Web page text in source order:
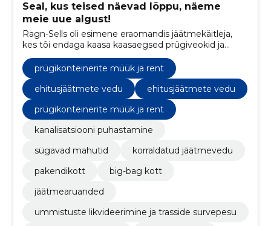
Seal, kus teised näevad lõppu, näeme
meie uue algust!
Ragn-Sells oli esimene eraomandis jäätmekäitleja,
kes tõi endaga kaasa kaasaegsed prügiveokid ja
võttis esmakordselt kasutusel vahetatavad
konteinerid.
prügikonteinerite müük ja rent
ehitusjäätmete vedu
ehitusjäätmete vedu
prügikonteinerite müük ja rent
kanalisatsiooni puhastamine
sügavad mahutid
korraldatud jäätmevedu
pakendikott
big-bag kott
jäätmearuanded
ummistuste likvideerimine ja trasside survepesu